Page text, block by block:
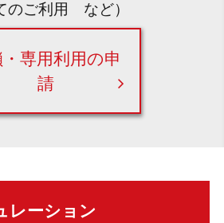
のご利用 など）
専用利用の申
請
レーション